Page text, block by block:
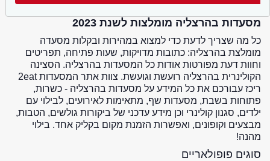
מסעדות בהרצליה מומלצות לשנת 2023
כל מה שצריך לדעת כדי למצוא במהירות ובקלות מסעדה
מומלצת בהרצליה: כתובות מדויקות, שעות פתיחה, תפריטים
וחוות דעת מפורטות אודות כל המסעדות בהרצליה. הסצינה
הקולינרית בהרצליה רועשת וגועשת. צוות אתר המסעדות 2eat
ריכז עבורכם את כל המידע על מסעדות בהרצליה - כשרות,
פתוחות בשבת, מסעדות שף, מתאימות לאירועים, לבילוי עם
ילדים, סגנון קולינרי וכן מידע עדכני של ביקורות גולשים, הטבות,
מבצעים וקופונים, ואפשרות הזמנת מקום בקליק אחד. בילוי
מהנה!
סוגים פופולאריים